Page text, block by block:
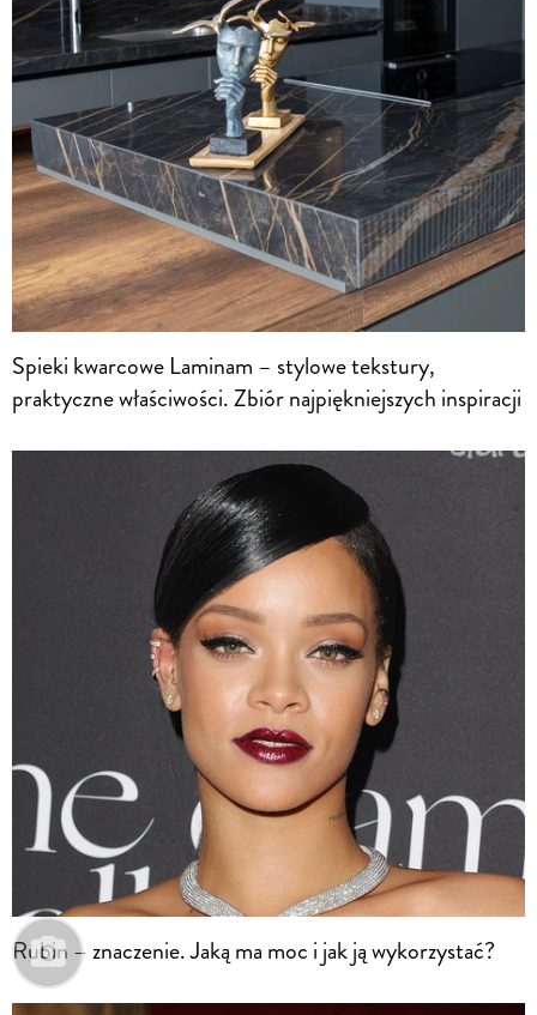
Spieki kwarcowe Laminam – stylowe tekstury,
praktyczne właściwości. Zbiór najpiękniejszych inspiracji
Rubin – znaczenie. Jaką ma moc i jak ją wykorzystać?